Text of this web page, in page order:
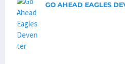
GO AHEAD EAGLES